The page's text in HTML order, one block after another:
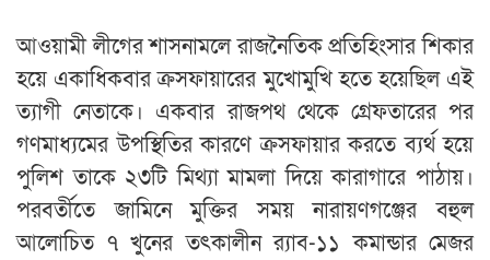
‎​আওয়ামী লীগের শাসনামলে রাজনৈতিক প্রতিহিংসার শিকার
হয়ে একাধিকবার ক্রসফায়ারের মুখোমুখি হতে হয়েছিল এই
ত্যাগী নেতাকে। একবার রাজপথ থেকে গ্রেফতারের পর
গণমাধ্যমের উপস্থিতির কারণে ক্রসফায়ার করতে ব্যর্থ হয়ে
পুলিশ তাকে ২৩টি মিথ্যা মামলা দিয়ে কারাগারে পাঠায়।
পরবর্তীতে জামিনে মুক্তির সময় নারায়ণগঞ্জের বহুল
আলোচিত ৭ খুনের তৎকালীন র‍্যাব-১১ কমান্ডার মেজর